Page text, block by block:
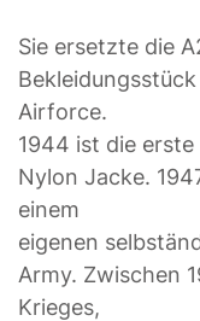
Sie ersetzte die
Airforce.
1944 ist die erste
Nylon Jacke.
einem
eigenen
Army. Zwischen
Krieges,